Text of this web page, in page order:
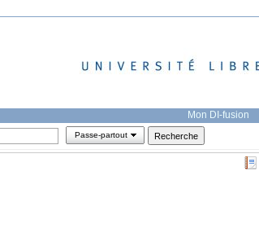
Mon DI-fusion
Passe-partout